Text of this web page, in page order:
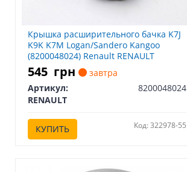
Крышка расширительного бачка K7J
K9K K7M Logan/Sandero Kangoo
(8200048024) Renault RENAULT
8200048024
545 грн
завтра
Артикул:
8200048024
RENAULT
КУПИТЬ Код: 322978-55